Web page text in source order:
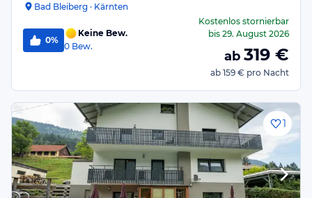
Bad Bleiberg · Kärnten
0%
Keine Bew.
0 Bew.
Kostenlos stornierbar
bis 29. August 2026
ab 319 €
ab 159 € pro Nacht
1